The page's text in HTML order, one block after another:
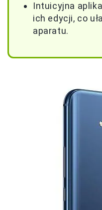
Intuicyjna
ich edycji, co
aparatu.